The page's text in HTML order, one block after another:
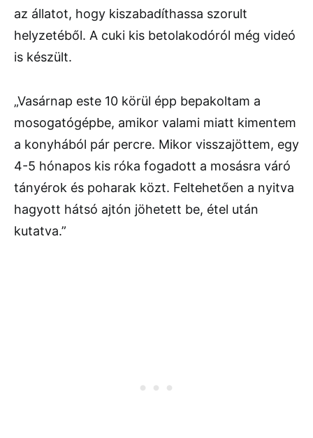
az állatot, hogy kiszabadíthassa szorult
helyzetéből. A cuki kis betolakodóról még videó
is készült.
„Vasárnap este 10 körül épp bepakoltam a
mosogatógépbe, amikor valami miatt kimentem
a konyhából pár percre. Mikor visszajöttem, egy
4-5 hónapos kis róka fogadott a mosásra váró
tányérok és poharak közt. Feltehetően a nyitva
hagyott hátsó ajtón jöhetett be, étel után
kutatva.”